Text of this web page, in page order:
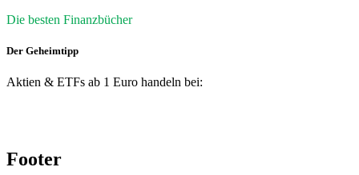
Die besten Finanzbücher
Der Geheimtipp
Aktien & ETFs ab 1 Euro handeln bei:
Footer